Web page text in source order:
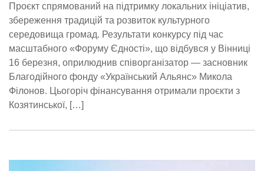
Проєкт спрямований на підтримку локальних ініціатив,
збереження традицій та розвиток культурного
середовища громад. Результати конкурсу під час
масштабного «Форуму Єдності», що відбувся у Вінниці
16 березня, оприлюднив співорганізатор — засновник
Благодійного фонду «Український Альянс» Микола
Філонов. Цьогоріч фінансування отримали проєкти з
Козятинської, […]